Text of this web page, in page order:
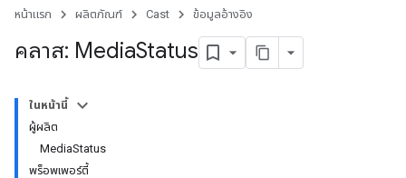
หน้าแรก ผลิตภัณฑ์ Cast ข้อมูลอ้างอิง
คลาส: MediaStatus
ในหน้านี้
ผู้ผลิต
MediaStatus
พร็อพเพอร์ตี้